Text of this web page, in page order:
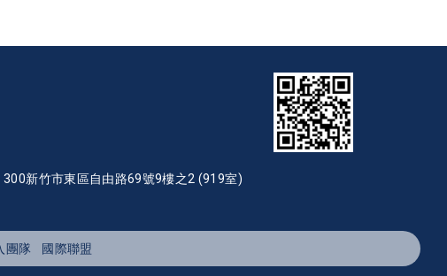
新竹市東區自由路69號9樓之2 (919室)
團隊 國際聯盟